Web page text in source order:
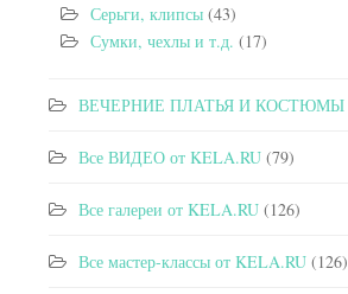
Серьги, клипсы (43)
Сумки, чехлы и т.д. (17)
ВЕЧЕРНИЕ ПЛАТЬЯ И КОСТЮМЫ
Все ВИДЕО от KELA.RU (79)
Все галереи от KELA.RU (126)
Все мастер-классы от KELA.RU (126)